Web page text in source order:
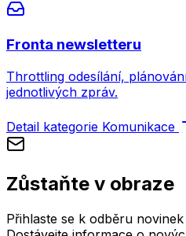
Fronta newsletteru
Throttling odesílání,
jednotlivých zpráv.
Detail kategorie Komunikace
Zůstaňte v obraze
Přihlaste se k odběru